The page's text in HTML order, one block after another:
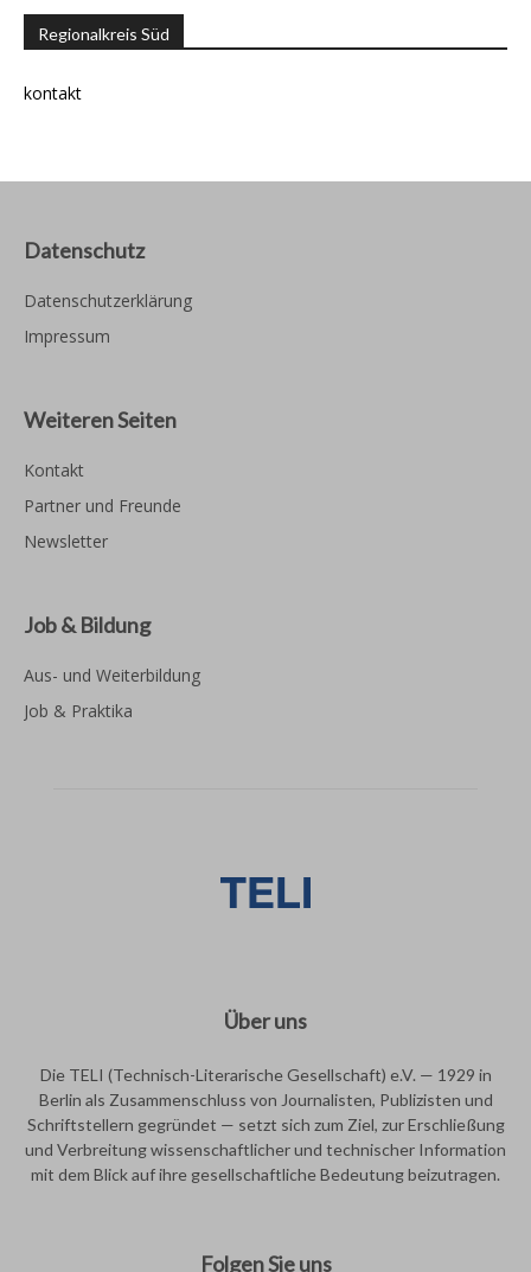
Regionalkreis Süd
kontakt
Datenschutz
Datenschutzerklärung
Impressum
Weiteren Seiten
Kontakt
Partner und Freunde
Newsletter
Job & Bildung
Aus- und Weiterbildung
Job & Praktika
Über uns
Die TELI (Technisch-Literarische Gesellschaft) e.V. — 1929 in
Berlin als Zusammenschluss von Journalisten, Publizisten und
Schriftstellern gegründet — setzt sich zum Ziel, zur Erschließung
und Verbreitung wissenschaftlicher und technischer Information
mit dem Blick auf ihre gesellschaftliche Bedeutung beizutragen.
Folgen Sie uns